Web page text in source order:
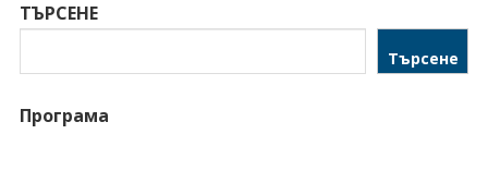
ТЪРСЕНЕ
Търсене
Програма